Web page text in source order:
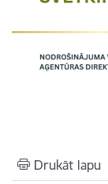
Drukāt lapu